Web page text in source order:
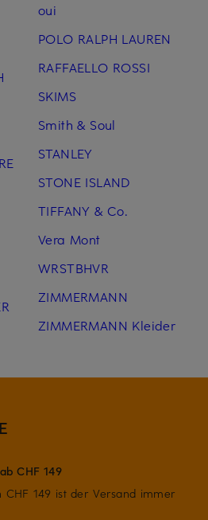
oui
POLO RALPH LAUREN
RAFFAELLO ROSSI
SKIMS
Smith & Soul
STANLEY
STONE ISLAND
TIFFANY & Co.
Vera Mont
WRSTBHVR
ZIMMERMANN
ZIMMERMANN Kleider
CHF 149
149 ist der Versand immer